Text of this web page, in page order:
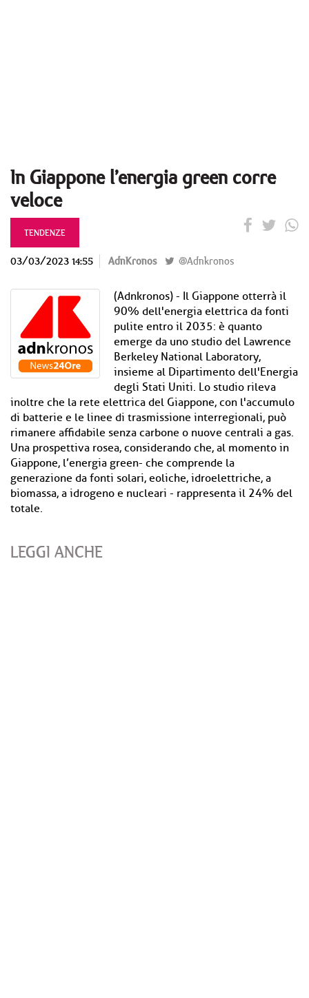
In Giappone l’energia green corre
veloce
TENDENZE
03/03/2023 14:55 AdnKronos @Adnkronos
(Adnkronos) - Il Giappone otterrà il
90% dell'energia elettrica da fonti
pulite entro il 2035: è quanto
emerge da uno studio del Lawrence
Berkeley National Laboratory,
insieme al Dipartimento dell'Energia
degli Stati Uniti. Lo studio rileva
inoltre che la rete elettrica del Giappone, con l'accumulo
di batterie e le linee di trasmissione interregionali, può
rimanere affidabile senza carbone o nuove centrali a gas.
Una prospettiva rosea, considerando che, al momento in
Giappone, l’energia green- che comprende la
generazione da fonti solari, eoliche, idroelettriche, a
biomassa, a idrogeno e nucleari - rappresenta il 24% del
totale.
LEGGI ANCHE